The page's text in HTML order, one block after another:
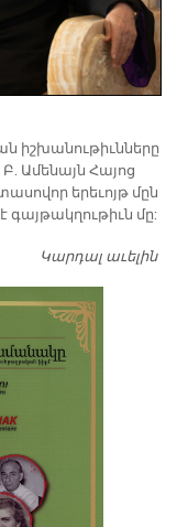
իշխանութիւնները
Ամենայն Հայոց
երեւոյթ մըն
գայթակղութիւն մը:
Կարդալ աւելին